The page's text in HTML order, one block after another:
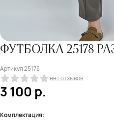
ФУТБОЛКА 25178
Артикул25178
нет отзывов
3 100р.
Комплектация: